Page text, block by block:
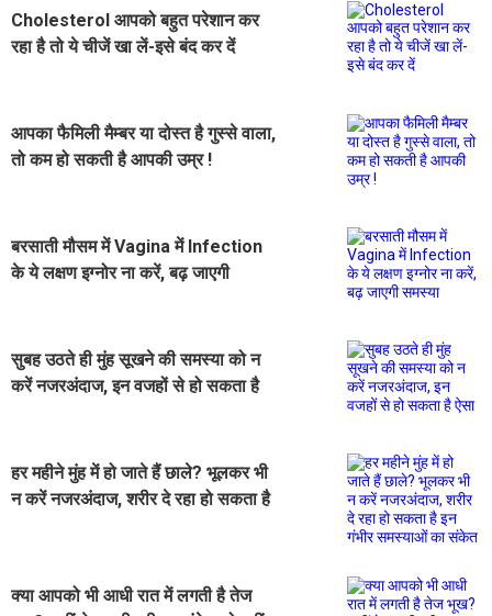
Cholesterol आपको बहुत परेशान कर
रहा है तो ये चीजें खा लें-इसे बंद कर दें
आपका फैमिली मैम्बर या दोस्त है गुस्से वाला,
तो कम हो सकती है आपकी उम्र !
बरसाती मौसम में Vagina में Infection
के ये लक्षण इग्नोर ना करें, बढ़ जाएगी
सुबह उठते ही मुंह सूखने की समस्या को न
करें नजरअंदाज, इन वजहों से हो सकता है
हर महीने मुंह में हो जाते हैं छाले? भूलकर भी
न करें नजरअंदाज, शरीर दे रहा हो सकता है
क्या आपको भी आधी रात में लगती है तेज